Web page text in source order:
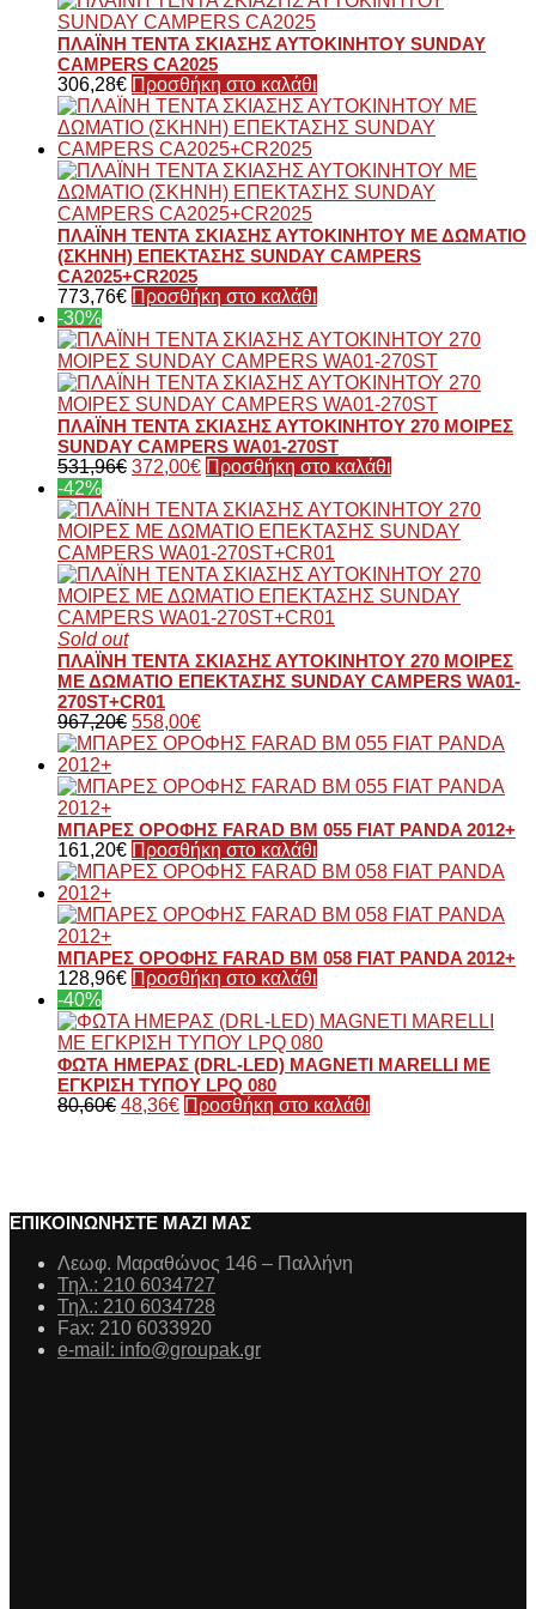
ΠΛΑΪΝΗ ΤΕΝΤΑ ΣΚΙΑΣΗΣ ΑΥΤΟΚΙΝΗΤΟΥ SUNDAY
CAMPERS CA2025
306,28€ Προσθήκη στο καλάθι
ΠΛΑΪΝΗ ΤΕΝΤΑ ΣΚΙΑΣΗΣ ΑΥΤΟΚΙΝΗΤΟΥ ΜΕ ΔΩΜΑΤΙΟ
(ΣΚΗΝΗ) ΕΠΕΚΤΑΣΗΣ SUNDAY CAMPERS
CA2025+CR2025
773,76€ Προσθήκη στο καλάθι
-30%
ΠΛΑΪΝΗ ΤΕΝΤΑ ΣΚΙΑΣΗΣ ΑΥΤΟΚΙΝΗΤΟΥ 270 ΜΟΙΡΕΣ
SUNDAY CAMPERS WA01-270ST
531,96€ 372,00€ Προσθήκη στο καλάθι
-42%
Sold out
ΠΛΑΪΝΗ ΤΕΝΤΑ ΣΚΙΑΣΗΣ ΑΥΤΟΚΙΝΗΤΟΥ 270 ΜΟΙΡΕΣ
ΜΕ ΔΩΜΑΤΙΟ ΕΠΕΚΤΑΣΗΣ SUNDAY CAMPERS WA01-
270ST+CR01
967,20€ 558,00€
ΜΠΑΡΕΣ ΟΡΟΦΗΣ FARAD BM 055 FIAT PANDA 2012+
161,20€ Προσθήκη στο καλάθι
ΜΠΑΡΕΣ ΟΡΟΦΗΣ FARAD BM 058 FIAT PANDA 2012+
128,96€ Προσθήκη στο καλάθι
-40%
ΦΩΤΑ ΗΜΕΡΑΣ (DRL-LED) MAGNETI MARELLI ΜΕ
EΓΚΡΙΣΗ ΤΥΠΟΥ LPQ 080
80,60€ 48,36€ Προσθήκη στο καλάθι
ΕΠΙΚΟΙΝΩΝΗΣΤΕ ΜΑΖΙ ΜΑΣ
Λεωφ. Μαραθώνος 146 – Παλλήνη
Τηλ.: 210 6034727
Τηλ.: 210 6034728
Fax: 210 6033920
e-mail: info@groupak.gr